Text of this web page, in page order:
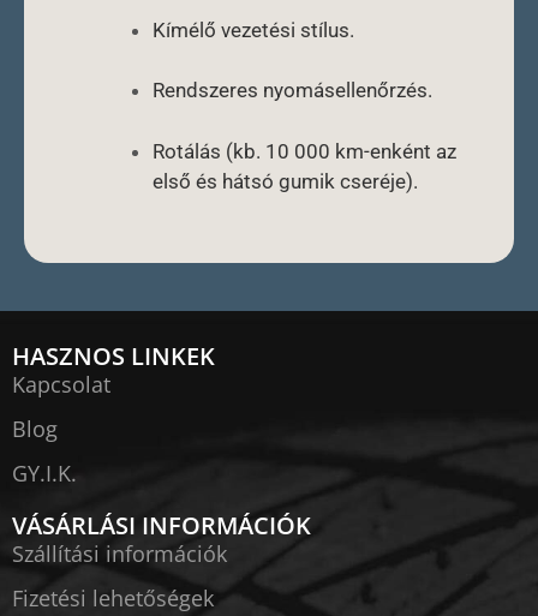
Kímélő vezetési stílus.
Rendszeres nyomásellenőrzés.
Rotálás (kb. 10 000 km-enként az
első és hátsó gumik cseréje).
HASZNOS LINKEK
Kapcsolat
Blog
GY.I.K.
VÁSÁRLÁSI INFORMÁCIÓK
Szállítási információk
Fizetési lehetőségek